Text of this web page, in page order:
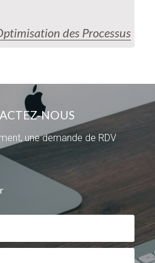
des Processus
NOUS
une demande de RDV